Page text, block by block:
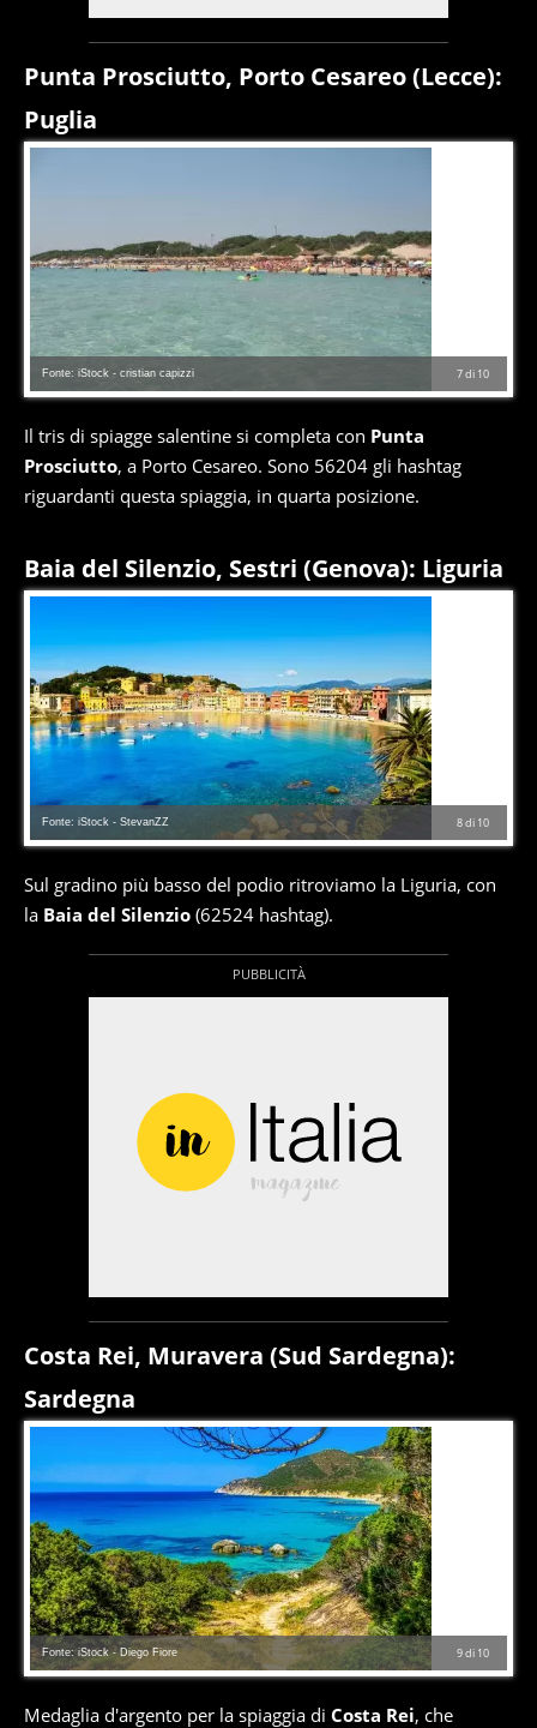
Punta Prosciutto, Porto Cesareo (Lecce):
Puglia
7di 10
Fonte: iStock - cristian capizzi
Il tris di spiagge salentine si completa con Punta
Prosciutto, a Porto Cesareo. Sono 56204 gli hashtag
riguardanti questa spiaggia, in quarta posizione.
Baia del Silenzio, Sestri (Genova): Liguria
8di 10
Fonte: iStock - StevanZZ
Sul gradino più basso del podio ritroviamo la Liguria, con
la Baia del Silenzio (62524 hashtag).
Costa Rei, Muravera (Sud Sardegna):
Sardegna
9di 10
Fonte: iStock - Diego Fiore
Medaglia d'argento per la spiaggia di Costa Rei, che